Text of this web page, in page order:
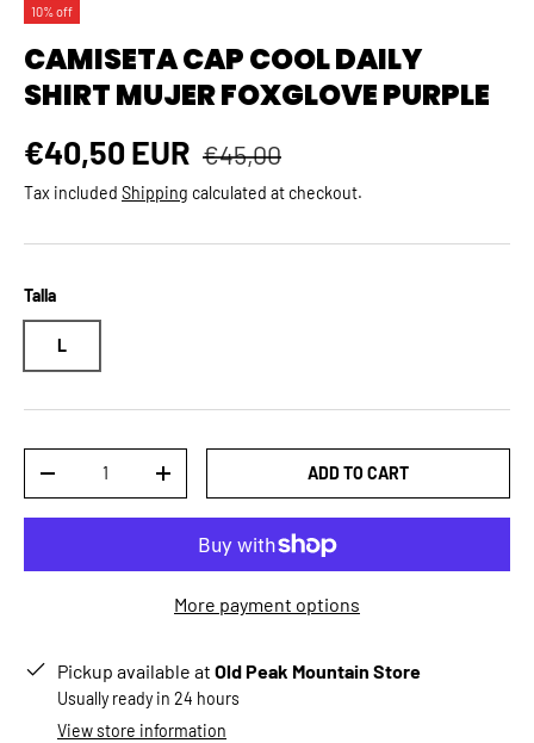
10% off
CAMISETA CAP COOL DAILY
SHIRT MUJER FOXGLOVE PURPLE
Sale price
€40,50 EUR Regular price
€45,00
Tax included Shipping calculated at checkout.
Talla
L
DECREASE QUANTITYINCREASE QUANTITYADD TO CART
More payment options
Pickup available at Old Peak Mountain Store
Usually ready in 24 hours
View store information